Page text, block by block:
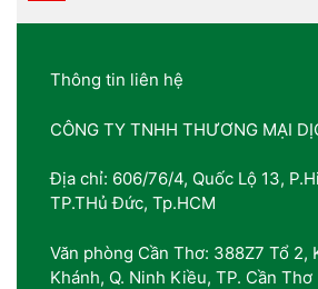
Thông tin liên hệ
CÔNG TY TNHH THƯƠNG MẠI
Địa chỉ: 606/76/4, Quốc Lộ 13,
TP.THủ Đức, Tp.HCM
Văn phòng Cần Thơ: 388Z7 Tổ 2,
Khánh, Q. Ninh Kiều, TP. Cần Thơ